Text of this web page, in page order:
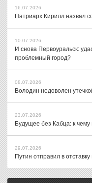
16.07.2026
Патриарх Кирилл назвал
10.07.2026
И снова Первоуральск:
проблемный город?
08.07.2026
Володин недоволен
23.07.2026
Будущее без Кабца: к
29.07.2026
Путин отправил в